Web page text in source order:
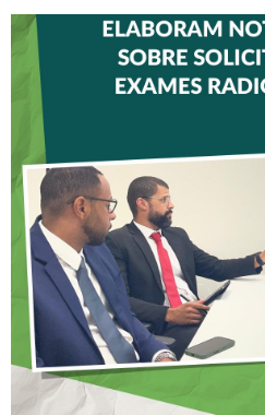
INICIAM
NOTA
SOLICITAÇÃO